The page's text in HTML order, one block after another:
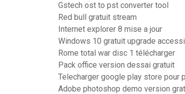
Gstech ost to pst converter tool
Red bull gratuit stream
Internet explorer 8 mise a jour
Windows 10 gratuit upgrade
Rome total war disc 1 télécharger
Pack office version dessai gratuit
Telecharger google play store pour
Adobe photoshop demo version